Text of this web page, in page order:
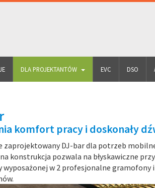
DLA PROJEKTANTÓW EVC DSO
komfort pracy i doskonały
zaprojektowany DJ-bar dla potrzeb
konstrukcja pozwala na błyskawiczne
w 2 profesjonalne gramofony